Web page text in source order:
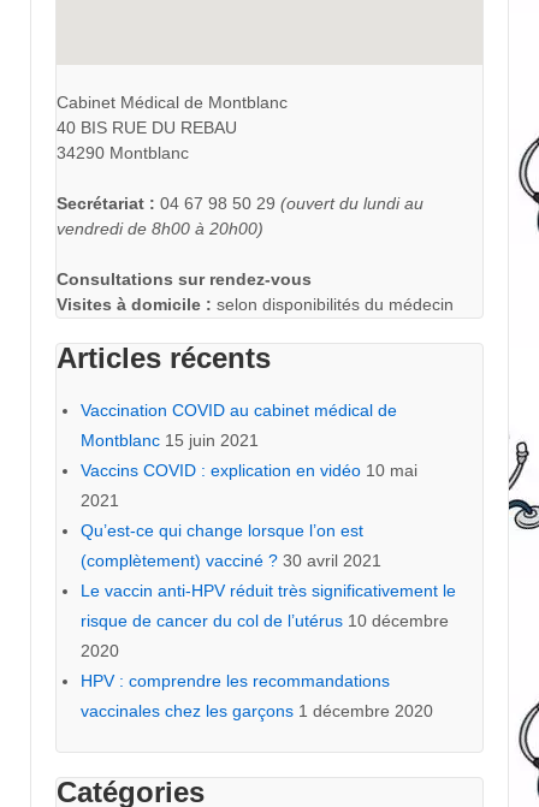
Cabinet Médical de Montblanc
40 BIS RUE DU REBAU
34290 Montblanc
Secrétariat : 04 67 98 50 29 (ouvert du lundi au
vendredi de 8h00 à 20h00)
Consultations sur rendez-vous
Visites à domicile : selon disponibilités du médecin
Articles récents
Vaccination COVID au cabinet médical de
Montblanc 15 juin 2021
Vaccins COVID : explication en vidéo 10 mai
2021
Qu’est-ce qui change lorsque l’on est
(complètement) vacciné ? 30 avril 2021
Le vaccin anti-HPV réduit très significativement le
risque de cancer du col de l’utérus 10 décembre
2020
HPV : comprendre les recommandations
vaccinales chez les garçons 1 décembre 2020
Catégories